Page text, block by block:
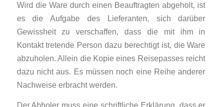
Wird die Ware durch einen Beauftragten abgeholt, ist
es die Aufgabe des Lieferanten, sich darüber
Gewissheit zu verschaffen, dass die mit ihm in
Kontakt tretende Person dazu berechtigt ist, die Ware
abzuholen. Allein die Kopie eines Reisepasses reicht
dazu nicht aus. Es müssen noch eine Reihe anderer
Nachweise erbracht werden.
Der Abholer muss eine schriftliche Erklärung, dass er